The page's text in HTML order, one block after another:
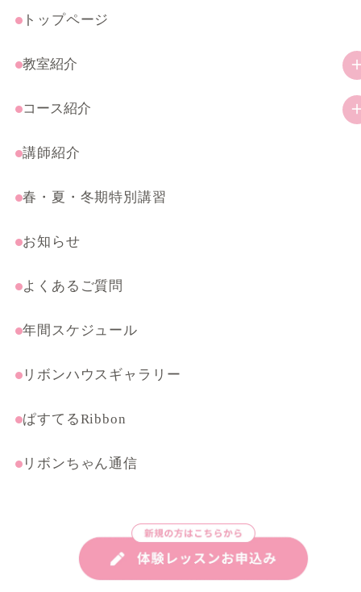
トップページ
教室紹介
教室の特徴
アクセス
コース紹介
幼児・小学生コース
受験・特別コース
まんがテクニック応用講座
講師紹介
春・夏・冬期特別講習
お知らせ
よくあるご質問
年間スケジュール
リボンハウスギャラリー
ぱすてるRibbon
リボンちゃん通信